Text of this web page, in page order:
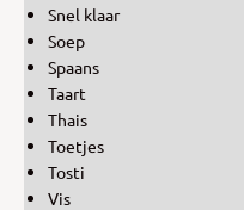
Snel klaar
Soep
Spaans
Taart
Thais
Toetjes
Tosti
Vis